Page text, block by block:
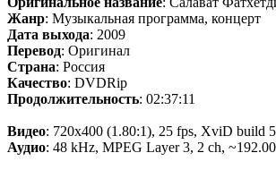
Жанр: Музыкальная программа, концерт
Дата выхода: 2009
Перевод: Оригинал
Страна: Россия
Качество: DVDRip
Продолжительность: 02:37:11
Видео: 720x400 (1.80:1), 25 fps, XviD build
Аудио: 48 kHz, MPEG Layer 3, 2 ch,